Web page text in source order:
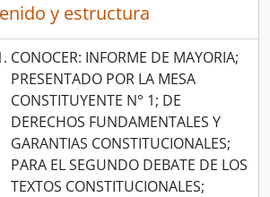
y estructura
CONOCER: INFORME DE MAYORIA;
PRESENTADO POR LA MESA
CONSTITUYENTE N° 1; DE
DERECHOS FUNDAMENTALES Y
GARANTIAS CONSTITUCIONALES;
PARA EL SEGUNDO DEBATE DE LOS
TEXTOS CONSTITUCIONALES;